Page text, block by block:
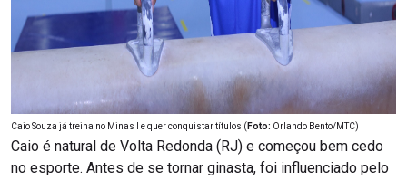
Caio Souza já treina no Minas I e quer conquistar títulos ( Foto: Orlando Bento/MTC)
Caio é natural de Volta Redonda (RJ) e começou bem cedo
no esporte. Antes de se tornar ginasta, foi influenciado pelo